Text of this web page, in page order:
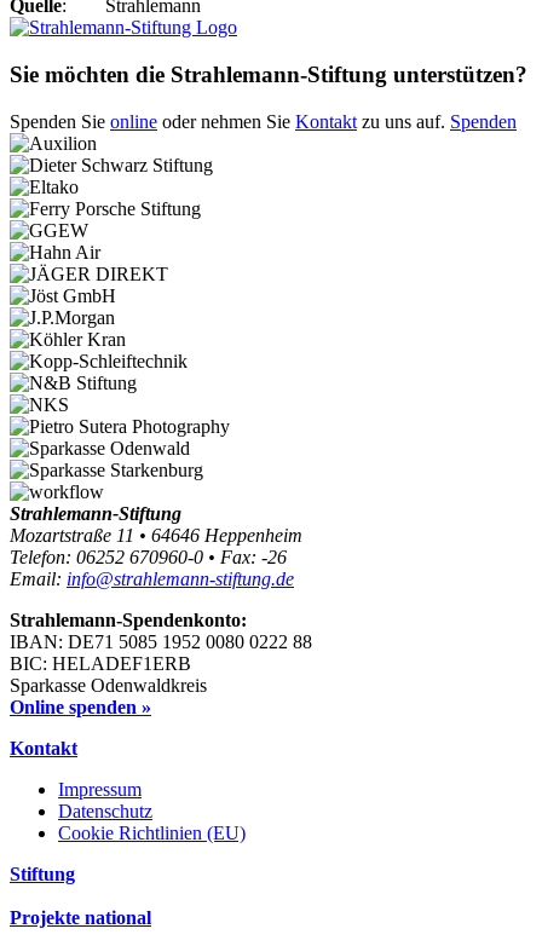
Quelle: Strahlemann
Sie möchten die Strahlemann-Stiftung unterstützen?
Spenden Sie online oder nehmen Sie Kontakt zu uns auf. Spenden
Strahlemann-Stiftung
Mozartstraße 11 • 64646 Heppenheim
Telefon: 06252 670960-0 • Fax: -26
Email: info@strahlemann-stiftung.de
Strahlemann-Spendenkonto:
IBAN: DE71 5085 1952 0080 0222 88
BIC: HELADEF1ERB
Sparkasse Odenwaldkreis
Online spenden »
Kontakt
Impressum
Datenschutz
Cookie Richtlinien (EU)
Stiftung
Projekte national